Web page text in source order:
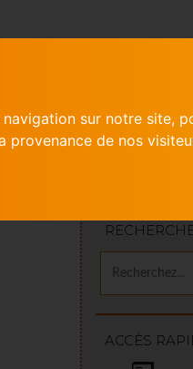
sur notre site,
provenance de nos
ACCÈS